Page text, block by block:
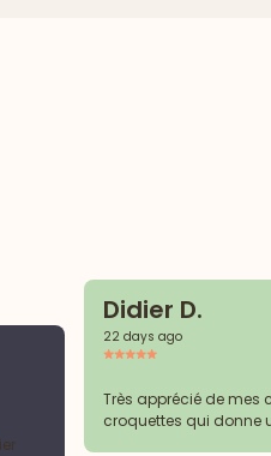
Didier D.
22 days ago
Très apprécié de mes
croquettes qui donne